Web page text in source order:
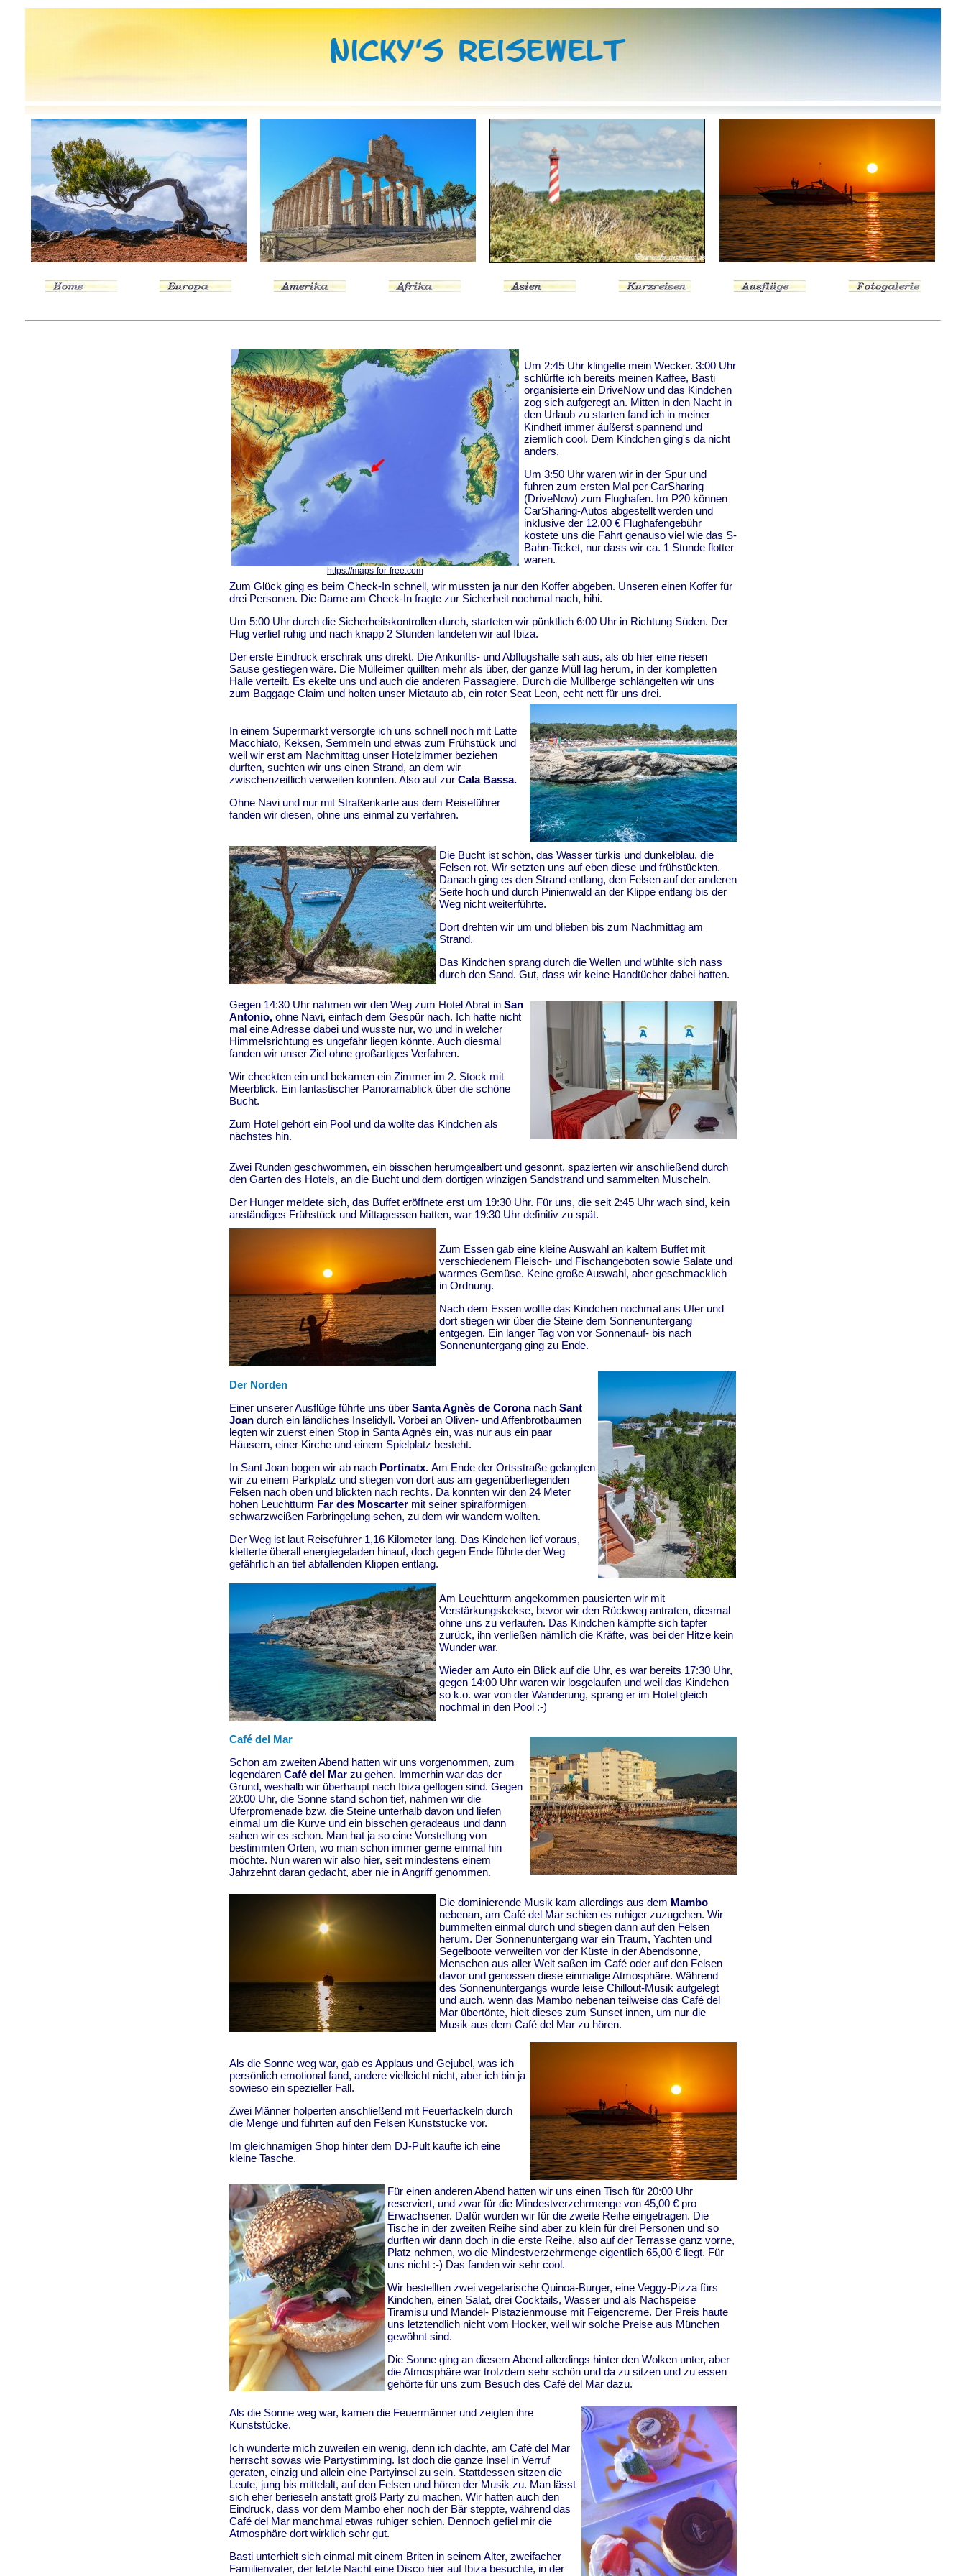
https://maps-for-free.com
Um 2:45 Uhr klingelte mein Wecker. 3:00 Uhr
schlürfte ich bereits meinen Kaffee, Basti
organisierte ein DriveNow und das Kindchen
zog sich aufgeregt an. Mitten in den Nacht in
den Urlaub zu starten fand ich in meiner
Kindheit immer äußerst spannend und
ziemlich cool. Dem Kindchen ging's da nicht
anders.
Um 3:50 Uhr waren wir in der Spur und
fuhren zum ersten Mal per CarSharing
(DriveNow) zum Flughafen. Im P20 können
CarSharing-Autos abgestellt werden und
inklusive der 12,00 € Flughafengebühr
kostete uns die Fahrt genauso viel wie das S-
Bahn-Ticket, nur dass wir ca. 1 Stunde flotter
waren.
Zum Glück ging es beim Check-In schnell, wir mussten ja nur den Koffer abgeben. Unseren einen Koffer für
drei Personen. Die Dame am Check-In fragte zur Sicherheit nochmal nach, hihi.
Um 5:00 Uhr durch die Sicherheitskontrollen durch, starteten wir pünktlich 6:00 Uhr in Richtung Süden. Der
Flug verlief ruhig und nach knapp 2 Stunden landeten wir auf Ibiza.
Der erste Eindruck erschrak uns direkt. Die Ankunfts- und Abflugshalle sah aus, als ob hier eine riesen
Sause gestiegen wäre. Die Mülleimer quillten mehr als über, der ganze Müll lag herum, in der kompletten
Halle verteilt. Es ekelte uns und auch die anderen Passagiere. Durch die Müllberge schlängelten wir uns
zum Baggage Claim und holten unser Mietauto ab, ein roter Seat Leon, echt nett für uns drei.
In einem Supermarkt versorgte ich uns schnell noch mit Latte
Macchiato, Keksen, Semmeln und etwas zum Frühstück und
weil wir erst am Nachmittag unser Hotelzimmer beziehen
durften, suchten wir uns einen Strand, an dem wir
zwischenzeitlich verweilen konnten. Also auf zur Cala Bassa.
Ohne Navi und nur mit Straßenkarte aus dem Reiseführer
fanden wir diesen, ohne uns einmal zu verfahren.
Die Bucht ist schön, das Wasser türkis und dunkelblau, die
Felsen rot. Wir setzten uns auf eben diese und frühstückten.
Danach ging es den Strand entlang, den Felsen auf der anderen
Seite hoch und durch Pinienwald an der Klippe entlang bis der
Weg nicht weiterführte.
Dort drehten wir um und blieben bis zum Nachmittag am
Strand.
Das Kindchen sprang durch die Wellen und wühlte sich nass
durch den Sand. Gut, dass wir keine Handtücher dabei hatten.
Gegen 14:30 Uhr nahmen wir den Weg zum Hotel Abrat in San
Antonio, ohne Navi, einfach dem Gespür nach. Ich hatte nicht
mal eine Adresse dabei und wusste nur, wo und in welcher
Himmelsrichtung es ungefähr liegen könnte. Auch diesmal
fanden wir unser Ziel ohne großartiges Verfahren.
Wir checkten ein und bekamen ein Zimmer im 2. Stock mit
Meerblick. Ein fantastischer Panoramablick über die schöne
Bucht.
Zum Hotel gehört ein Pool und da wollte das Kindchen als
nächstes hin.
Zwei Runden geschwommen, ein bisschen herumgealbert und gesonnt, spazierten wir anschließend durch
den Garten des Hotels, an die Bucht und dem dortigen winzigen Sandstrand und sammelten Muscheln.
Der Hunger meldete sich, das Buffet eröffnete erst um 19:30 Uhr. Für uns, die seit 2:45 Uhr wach sind, kein
anständiges Frühstück und Mittagessen hatten, war 19:30 Uhr definitiv zu spät.
Zum Essen gab eine kleine Auswahl an kaltem Buffet mit
verschiedenem Fleisch- und Fischangeboten sowie Salate und
warmes Gemüse. Keine große Auswahl, aber geschmacklich
in Ordnung.
Nach dem Essen wollte das Kindchen nochmal ans Ufer und
dort stiegen wir über die Steine dem Sonnenuntergang
entgegen. Ein langer Tag von vor Sonnenauf- bis nach
Sonnenuntergang ging zu Ende.
Der Norden
Einer unserer Ausflüge führte uns über Santa Agnès de Coronanach Sant
Joan durch ein ländliches Inselidyll. Vorbei an Oliven- und Affenbrotbäumen
legten wir zuerst einen Stop in Santa Agnès ein, was nur aus ein paar
Häusern, einer Kirche und einem Spielplatz besteht.
In Sant Joan bogen wir ab nach Portinatx. Am Ende der Ortsstraße gelangten
wir zu einem Parkplatz und stiegen von dort aus am gegenüberliegenden
Felsen nach oben und blickten nach rechts. Da konnten wir den 24 Meter
hohen Leuchtturm Far des Moscarter mit seiner spiralförmigen
schwarzweißen Farbringelung sehen, zu dem wir wandern wollten.
Der Weg ist laut Reiseführer 1,16 Kilometer lang. Das Kindchen lief voraus,
kletterte überall energiegeladen hinauf, doch gegen Ende führte der Weg
gefährlich an tief abfallenden Klippen entlang.
Am Leuchtturm angekommen pausierten wir mit
Verstärkungskekse, bevor wir den Rückweg antraten, diesmal
ohne uns zu verlaufen. Das Kindchen kämpfte sich tapfer
zurück, ihn verließen nämlich die Kräfte, was bei der Hitze kein
Wunder war.
Wieder am Auto ein Blick auf die Uhr, es war bereits 17:30 Uhr,
gegen 14:00 Uhr waren wir losgelaufen und weil das Kindchen
so k.o. war von der Wanderung, sprang er im Hotel gleich
nochmal in den Pool :-)
Café del Mar
Schon am zweiten Abend hatten wir uns vorgenommen, zum
legendären Café del Mar zu gehen. Immerhin war das der
Grund, weshalb wir überhaupt nach Ibiza geflogen sind. Gegen
20:00 Uhr, die Sonne stand schon tief, nahmen wir die
Uferpromenade bzw. die Steine unterhalb davon und liefen
einmal um die Kurve und ein bisschen geradeaus und dann
sahen wir es schon. Man hat ja so eine Vorstellung von
bestimmten Orten, wo man schon immer gerne einmal hin
möchte. Nun waren wir also hier, seit mindestens einem
Jahrzehnt daran gedacht, aber nie in Angriff genommen.
Die dominierende Musik kam allerdings aus dem Mambo
nebenan, am Café del Mar schien es ruhiger zuzugehen. Wir
bummelten einmal durch und stiegen dann auf den Felsen
herum. Der Sonnenuntergang war ein Traum, Yachten und
Segelboote verweilten vor der Küste in der Abendsonne,
Menschen aus aller Welt saßen im Café oder auf den Felsen
davor und genossen diese einmalige Atmosphäre. Während
des Sonnenuntergangs wurde leise Chillout-Musik aufgelegt
und auch, wenn das Mambo nebenan teilweise das Café del
Mar übertönte, hielt dieses zum Sunset innen, um nur die
Musik aus dem Café del Mar zu hören.
Als die Sonne weg war, gab es Applaus und Gejubel, was ich
persönlich emotional fand, andere vielleicht nicht, aber ich bin ja
sowieso ein spezieller Fall.
Zwei Männer holperten anschließend mit Feuerfackeln durch
die Menge und führten auf den Felsen Kunststücke vor.
Im gleichnamigen Shop hinter dem DJ-Pult kaufte ich eine
kleine Tasche.
Für einen anderen Abend hatten wir uns einen Tisch für 20:00 Uhr
reserviert, und zwar für die Mindestverzehrmenge von 45,00 € pro
Erwachsener. Dafür wurden wir für die zweite Reihe eingetragen. Die
Tische in der zweiten Reihe sind aber zu klein für drei Personen und so
durften wir dann doch in die erste Reihe, also auf der Terrasse ganz vorne,
Platz nehmen, wo die Mindestverzehrmenge eigentlich 65,00 € liegt. Für
uns nicht :-) Das fanden wir sehr cool.
Wir bestellten zwei vegetarische Quinoa-Burger, eine Veggy-Pizza fürs
Kindchen, einen Salat, drei Cocktails, Wasser und als Nachspeise
Tiramisu und Mandel- Pistazienmouse mit Feigencreme. Der Preis haute
uns letztendlich nicht vom Hocker, weil wir solche Preise aus München
gewöhnt sind.
Die Sonne ging an diesem Abend allerdings hinter den Wolken unter, aber
die Atmosphäre war trotzdem sehr schön und da zu sitzen und zu essen
gehörte für uns zum Besuch des Café del Mar dazu.
Als die Sonne weg war, kamen die Feuermänner und zeigten ihre
Kunststücke.
Ich wunderte mich zuweilen ein wenig, denn ich dachte, am Café del Mar
herrscht sowas wie Partystimming. Ist doch die ganze Insel in Verruf
geraten, einzig und allein eine Partyinsel zu sein. Stattdessen sitzen die
Leute, jung bis mittelalt, auf den Felsen und hören der Musik zu. Man lässt
sich eher berieseln anstatt groß Party zu machen. Wir hatten auch den
Eindruck, dass vor dem Mambo eher noch der Bär steppte, während das
Café del Mar manchmal etwas ruhiger schien. Dennoch gefiel mir die
Atmosphäre dort wirklich sehr gut.
Basti unterhielt sich einmal mit einem Briten in seinem Alter, zweifacher
Familienvater, der letzte Nacht eine Disco hier auf Ibiza besuchte, in der